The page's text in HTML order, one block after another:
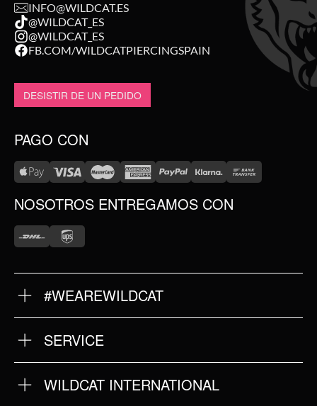
INFO@WILDCAT.ES
@WILDCAT_ES
@WILDCAT_ES
FB.COM/WILDCATPIERCINGSPAIN
DESISTIR DE UN PEDIDO
PAGO CON
NOSOTROS ENTREGAMOS CON
#WEAREWILDCAT
NUESTRA HISTORIA
NUESTRA CALIDAD
SERVICE
TÉRMINOS Y CONDICIONES
IMPRINT
POLÍTICA DE PRIVACIDAD
WILDCAT INTERNATIONAL